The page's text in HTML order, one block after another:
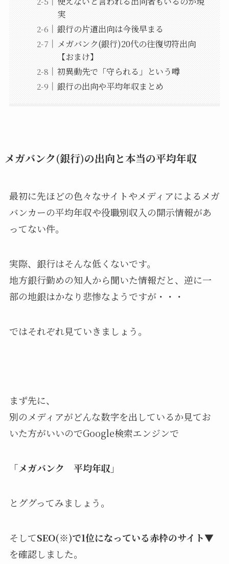
実
銀行の片道出向は今後早まる
メガバンク(銀行)20代の往復切符出向
【おまけ】
初異動先で「守られる」という噂
銀行の出向や平均年収まとめ
メガバンク(銀行)の出向と本当の平均年収
最初に先ほどの色々なサイトやメディアによるメガ
バンカーの平均年収や役職別収入の開示情報があ
ってない件。
実際、銀行はそんな低くないです。
地方銀行勤めの知人から聞いた情報だと、逆に一
部の地銀はかなり悲惨なようですが・・・
ではそれぞれ見ていきましょう。
まず先に、
別のメディアがどんな数字を出しているか見てお
いた方がいいのでGoogle検索エンジンで
「メガバンク 平均年収」
とググってみましょう。
そしてSEO(※)で1位になっている赤枠のサイト▼
を確認しました。